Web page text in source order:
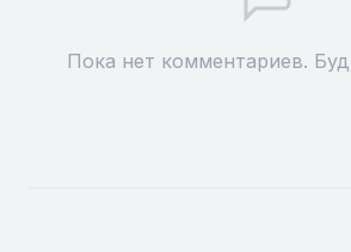
Пока нет комментариев.